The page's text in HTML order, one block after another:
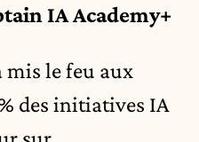
IA Academy+
le feu aux
des initiatives IA